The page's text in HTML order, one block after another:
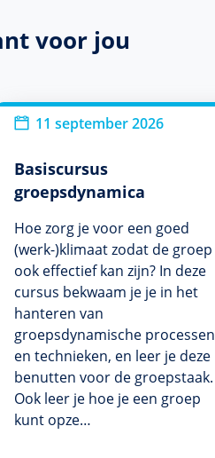
voor jou
11 september 2026
Basiscursus
groepsdynamica
Hoe zorg je voor een goed
(werk-)klimaat zodat de groep
ook effectief kan zijn? In deze
cursus bekwaam je je in het
hanteren van
groepsdynamische processen
en technieken, en leer je deze
benutten voor de groepstaak.
Ook leer je hoe je een groep
kunt opze…